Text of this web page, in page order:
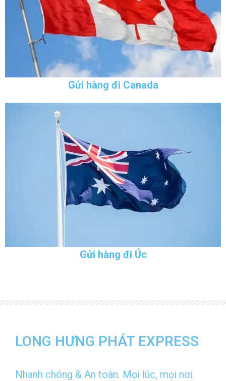
Gửi hàng đi Canada
Gửi hàng đi Úc
LONG HƯNG PHÁT EXPRESS
Nhanh chóng & An toàn. Mọi lúc, mọi nơi.